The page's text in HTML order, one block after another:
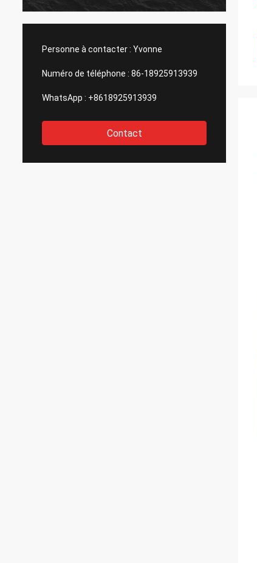
Personne à contacter : Yvonne
Numéro de téléphone : 86-18925913939
WhatsApp : +8618925913939
Contact